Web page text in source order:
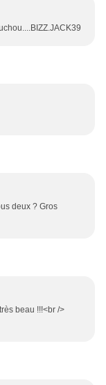
deux ? Gros
beau !!!<br />